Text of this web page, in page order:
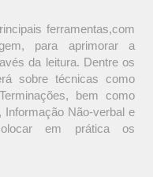
ferramentas,com
para aprimorar a
da leitura. Dentre os
sobre técnicas como
bem como
Informação Não-verbal e
em prática os